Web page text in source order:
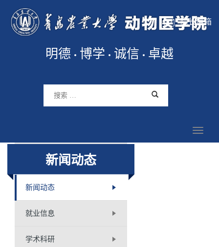
院长信箱
明德 博学 诚信 卓越
新闻动态
新闻动态
就业信息
学术科研